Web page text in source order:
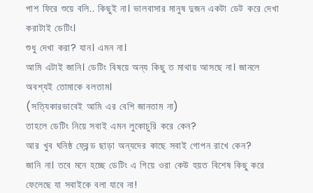
পাশ ফিরে শুয়ে বলি.. কিছুই না। ভালবাসার মানুষ দুজন একটা ডেট করে দেখা
করাটাই ডেটিং।
শুধু দেখা করা? যান। এমন না।
আমি এটাই জানি। ডেটিং বিষয়ে অন্য কিছু ত মাথায় আসছে না। জানলে
অবশ্যই তোমাকে বলতাম।
(সত্যিকারভাবেই আমি এর বেশি জানতাম না)
তাহলে ডেটিং নিয়ে সবাই এমন লুকোচুরি করে কেন?
আর খুব ঘনিষ্ঠ ফ্রেন্ড ছাড়া অন্যদের কাছে সবাই গোপন রাখে কেন?
জানি না। তবে মনে হচ্ছে ডেটিং এ গিয়ে ওরা কেউ হয়ত বিশেষ কিছু করে
ফেলেছে যা সবাইকে বলা যাবে না!